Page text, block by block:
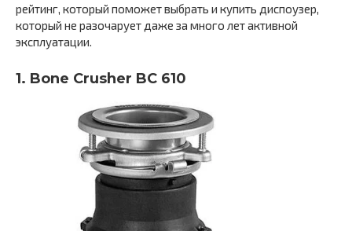
рейтинг, который поможет выбрать и купить диспоузер,
который не разочарует даже за много лет активной
эксплуатации.
1. Bone Crusher BC 610